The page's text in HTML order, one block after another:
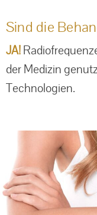
Sind die
JA!
der Medizin
Technologien.